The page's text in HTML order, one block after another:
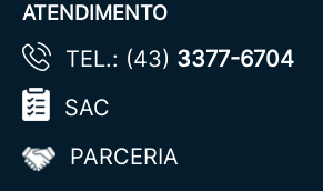
ATENDIMENTO
TEL.: (43) 3377-6704
SAC
PARCERIA